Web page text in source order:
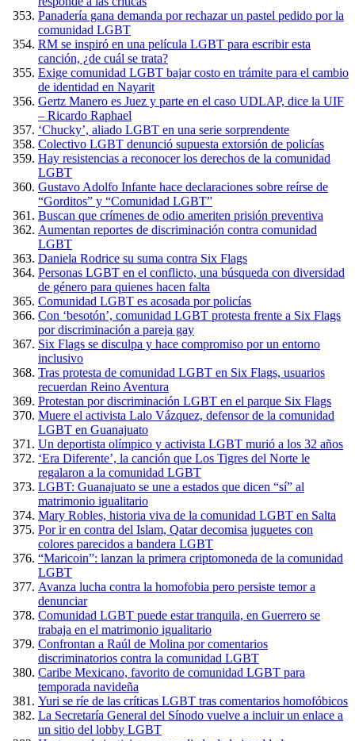
Panadería gana demanda por rechazar un pastel pedido por la
comunidad LGBT
RM se inspiró en una película LGBT para escribir esta
canción, ¿de cuál se trata?
Exige comunidad LGBT bajar costo en trámite para el cambio
de identidad en Nayarit
Gertz Manero es Juez y parte en el caso UDLAP, dice la UIF
– Ricardo Raphael
‘Chucky’, aliado LGBT en una serie sorprendente
Colectivo LGBT denunció supuesta extorsión de policías
Hay resistencias a reconocer los derechos de la comunidad
LGBT
Gustavo Adolfo Infante hace declaraciones sobre reírse de
“Gorditos” y “Comunidad LGBT”
Buscan que crímenes de odio ameriten prisión preventiva
Aumentan reportes de discriminación contra comunidad
LGBT
Daniela Rodrice su suma contra Six Flags
Personas LGBT en el conflicto, una búsqueda con diversidad
de género para quienes hacen falta
Comunidad LGBT es acosada por policías
Con ‘besotón’, comunidad LGBT protesta frente a Six Flags
por discriminación a pareja gay
Six Flags se disculpa y hace compromiso por un entorno
inclusivo
Tras protesta de comunidad LGBT en Six Flags, usuarios
recuerdan Reino Aventura
Protestan por discriminación LGBT en el parque Six Flags
Muere el activista Lalo Vázquez, defensor de la comunidad
LGBT en Guanajuato
Un deportista olímpico y activista LGBT murió a los 32 años
‘Era Diferente’, la canción que Los Tigres del Norte le
regalaron a la comunidad LGBT
LGBT: Guanajuato se une a estados que dicen “sí” al
matrimonio igualitario
Mary Robles, historia viva de la comunidad LGBT en Salta
Por ir en contra del Islam, Qatar decomisa juguetes con
colores parecidos a bandera LGBT
“Maricoin”: lanzan la primera criptomoneda de la comunidad
LGBT
Avanza lucha contra la homofobia pero persiste temor a
denunciar
Comunidad LGBT puede estar tranquila, en Guerrero se
trabaja en el matrimonio igualitario
Confrontan a Raúl de Molina por comentarios
discriminatorios contra la comunidad LGBT
Caribe Mexicano, favorito de comunidad LGBT para
temporada navideña
Yuri se ríe de las críticas LGBT tras comentarios homofóbicos
La Secretaría General del Sínodo vuelve a incluir un enlace a
un sitio del lobby LGBT